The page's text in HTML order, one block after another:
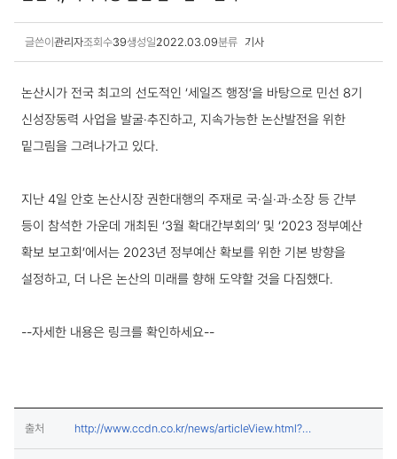
글쓴이관리자조회수39생성일2022.03.09분류 기사
논산시가 전국 최고의 선도적인 ‘세일즈 행정’을 바탕으로 민선 8기
신성장동력 사업을 발굴·추진하고, 지속가능한 논산발전을 위한
밑그림을 그려나가고 있다.
지난 4일 안호 논산시장 권한대행의 주재로 국·실·과·소장 등 간부
등이 참석한 가운데 개최된 ‘3월 확대간부회의’ 및 ‘2023 정부예산
확보 보고회’에서는 2023년 정부예산 확보를 위한 기본 방향을
설정하고, 더 나은 논산의 미래를 향해 도약할 것을 다짐했다.
--자세한 내용은 링크를 확인하세요--
출처
http://www.ccdn.co.kr/news/articleView.html?